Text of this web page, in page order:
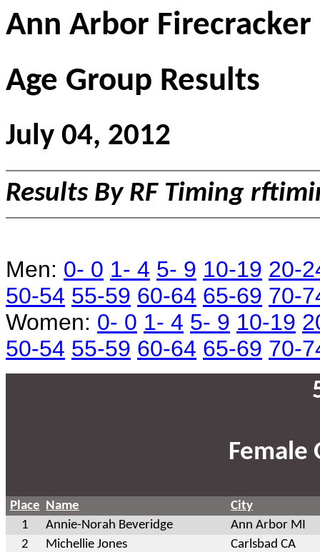
Ann Arbor Firecracker
Age Group Results
July 04, 2012
Results By RF Timing
Men: 0- 0 1- 4 5- 9 10-19 20-
50-54 55-59 60-64 65-69 70-
Women: 0- 0 1- 4 5- 9 10-19
50-54 55-59 60-64 65-69 70-
Female
Place Name
City
1
Annie-Norah Beveridge
Ann Arbor MI
2
Michellie Jones
Carlsbad CA